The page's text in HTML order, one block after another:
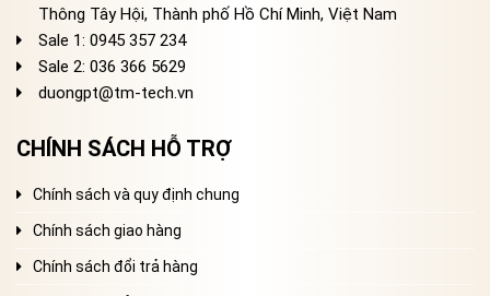
Thông Tây Hội, Thành phố Hồ Chí Minh, Việt Nam
Sale 1: 0945 357 234
Sale 2: 036 366 5629
duongpt@tm-tech.vn
CHÍNH SÁCH HỖ TRỢ
Chính sách và quy định chung
Chính sách giao hàng
Chính sách đổi trả hàng